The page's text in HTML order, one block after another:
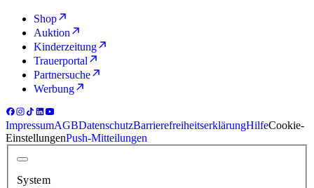
Shop
Auktion
Kinderzeitung
Trauerportal
Partnersuche
Werbung
ImpressumAGBDatenschutzBarrierefreiheitserklärungHilfeCookie-
EinstellungenPush-Mitteilungen
System